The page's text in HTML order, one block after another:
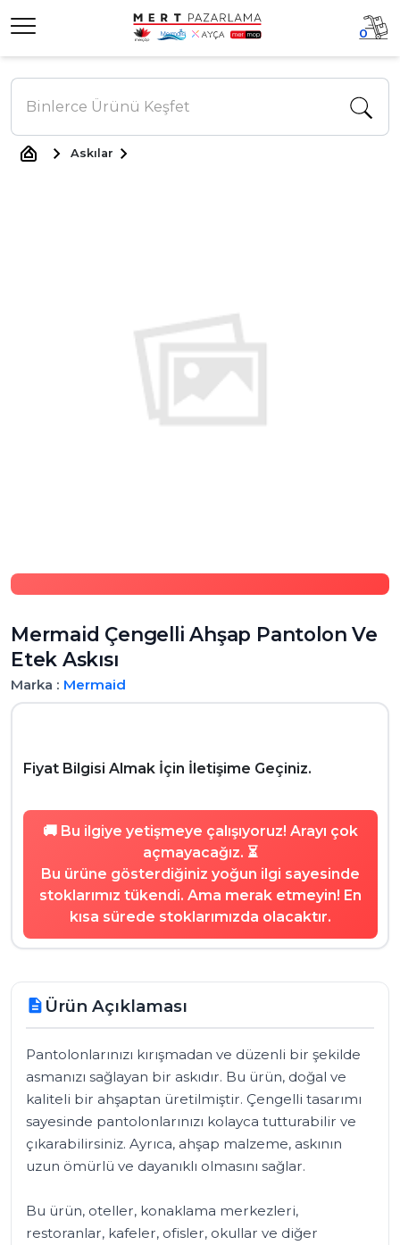
0
Askılar
Mermaid Çengelli Ahşap Pantolon Ve
Etek Askısı
Marka : Mermaid
Fiyat Bilgisi Almak İçin İletişime Geçiniz.
🚚 Bu ilgiye yetişmeye çalışıyoruz! Arayı çok
açmayacağız. ⏳
Bu ürüne gösterdiğiniz yoğun ilgi sayesinde
stoklarımız tükendi. Ama merak etmeyin! En
kısa sürede stoklarımızda olacaktır.
description Ürün Açıklaması
Pantolonlarınızı kırışmadan ve düzenli bir şekilde
asmanızı sağlayan bir askıdır. Bu ürün, doğal ve
kaliteli bir ahşaptan üretilmiştir. Çengelli tasarımı
sayesinde pantolonlarınızı kolayca tutturabilir ve
çıkarabilirsiniz. Ayrıca, ahşap malzeme, askının
uzun ömürlü ve dayanıklı olmasını sağlar.
Bu ürün, oteller, konaklama merkezleri,
restoranlar, kafeler, ofisler, okullar ve diğer